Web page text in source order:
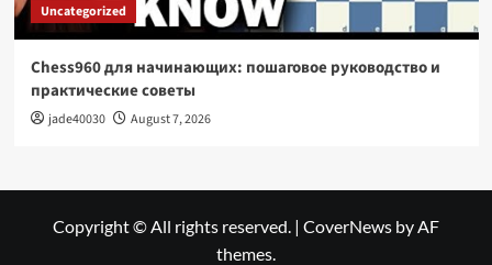
Uncategorized
Chess960 для начинающих: пошаговое руководство и
практические советы
jade40030 August 7, 2026
Copyright © All rights reserved. | CoverNews by AF
themes.